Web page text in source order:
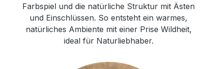
Farbspiel und die natürliche Struktur mit Ästen
und Einschlüssen. So entsteht ein warmes,
natürliches Ambiente mit einer Prise Wildheit,
ideal für Naturliebhaber.